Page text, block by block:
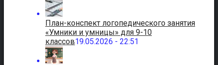
План-конспект логопедического занятия
«Умники и умницы» для 9-10
классов19.05.2026 - 22:51